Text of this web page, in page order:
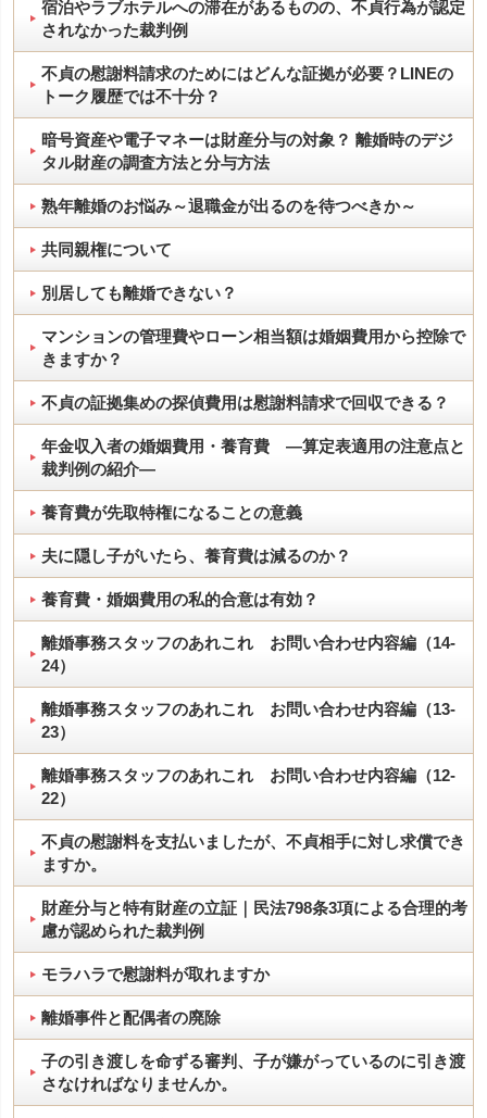
宿泊やラブホテルへの滞在があるものの、不貞行為が認定
されなかった裁判例
不貞の慰謝料請求のためにはどんな証拠が必要？LINEの
トーク履歴では不十分？
暗号資産や電子マネーは財産分与の対象？ 離婚時のデジ
タル財産の調査方法と分与方法
熟年離婚のお悩み～退職金が出るのを待つべきか～
共同親権について
別居しても離婚できない？
マンションの管理費やローン相当額は婚姻費用から控除で
きますか？
不貞の証拠集めの探偵費用は慰謝料請求で回収できる？
年金収入者の婚姻費用・養育費 ―算定表適用の注意点と
裁判例の紹介―
養育費が先取特権になることの意義
夫に隠し子がいたら、養育費は減るのか？
養育費・婚姻費用の私的合意は有効？
離婚事務スタッフのあれこれ お問い合わせ内容編（14-
24）
離婚事務スタッフのあれこれ お問い合わせ内容編（13-
23）
離婚事務スタッフのあれこれ お問い合わせ内容編（12-
22）
不貞の慰謝料を支払いましたが、不貞相手に対し求償でき
ますか。
財産分与と特有財産の立証｜民法798条3項による合理的考
慮が認められた裁判例
モラハラで慰謝料が取れますか
離婚事件と配偶者の廃除
子の引き渡しを命ずる審判、子が嫌がっているのに引き渡
さなければなりませんか。